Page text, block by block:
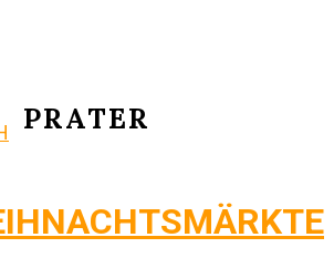
PRATER